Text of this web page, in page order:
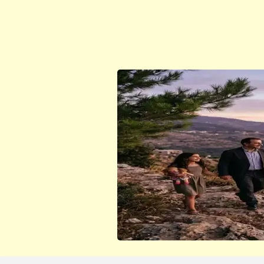
ابن أبي صادق
16 نوفمبر 2023
ابن أبي صادق
25 سبتمبر 2025